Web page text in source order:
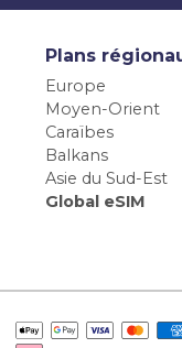
Plans
Europe
Moyen-Orient
Caraïbes
Balkans
Asie du Sud-Est
Global eSIM